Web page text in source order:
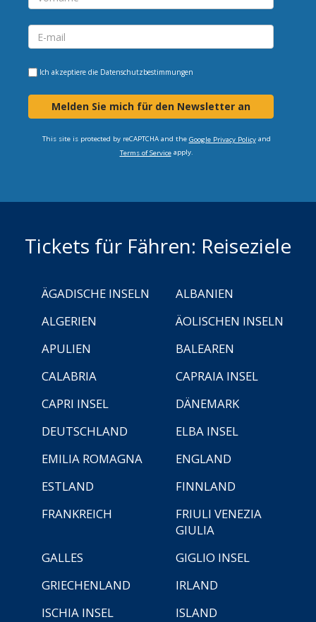
Ich akzeptiere die Datenschutzbestimmungen
Melden Sie mich für den Newsletter an
This site is protected by reCAPTCHA and the Google Privacy Policyand
Terms of Serviceapply.
Tickets für Fähren: Reiseziele
ÄGADISCHE INSELN
ALBANIEN
ALGERIEN
ÄOLISCHEN INSELN
APULIEN
BALEAREN
CALABRIA
CAPRAIA INSEL
CAPRI INSEL
DÄNEMARK
DEUTSCHLAND
ELBA INSEL
EMILIA ROMAGNA
ENGLAND
ESTLAND
FINNLAND
FRANKREICH
FRIULI VENEZIA
GIULIA
GALLES
GIGLIO INSEL
GRIECHENLAND
IRLAND
ISCHIA INSEL
ISLAND